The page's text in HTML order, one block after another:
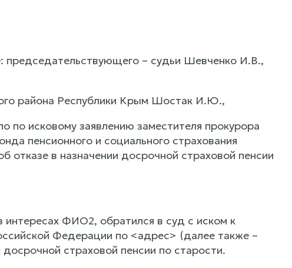
председательствующего – судьи Шевченко И.В.,
района Республики Крым Шостак И.Ю.,
по исковому заявлению заместителя прокурора
пенсионного и социального страхования
в назначении досрочной страховой пенсии
ФИО2, обратился в суд с иском к
Федерации по <адрес> (далее также –
страховой пенсии по старости.